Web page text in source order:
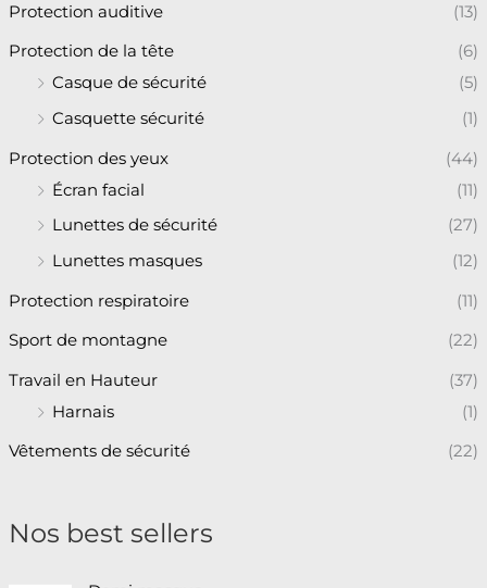
Protection auditive (13)
Protection de la tête
(6)
Casque de sécurité
(5)
Casquette sécurité
(1)
Protection des yeux
(44)
Écran facial
(11)
Lunettes de sécurité
(27)
Lunettes masques
(12)
Protection respiratoire (11)
Sport de montagne (22)
Travail en Hauteur
(37)
Harnais
(1)
Vêtements de sécurité (22)
Nos best sellers